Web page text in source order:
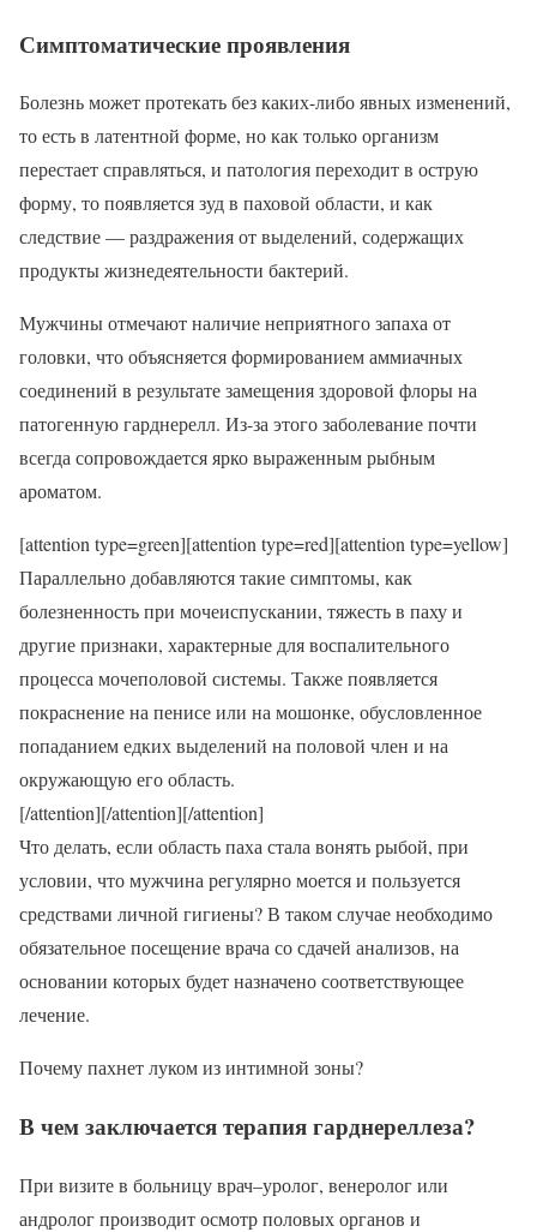
Симптоматические проявления
Болезнь может протекать без каких-либо явных изменений,
то есть в латентной форме, но как только организм
перестает справляться, и патология переходит в острую
форму, то появляется зуд в паховой области, и как
следствие — раздражения от выделений, содержащих
продукты жизнедеятельности бактерий.
Мужчины отмечают наличие неприятного запаха от
головки, что объясняется формированием аммиачных
соединений в результате замещения здоровой флоры на
патогенную гарднерелл. Из-за этого заболевание почти
всегда сопровождается ярко выраженным рыбным
ароматом.
[attention type=green][attention type=red][attention type=yellow]
Параллельно добавляются такие симптомы, как
болезненность при мочеиспускании, тяжесть в паху и
другие признаки, характерные для воспалительного
процесса мочеполовой системы. Также появляется
покраснение на пенисе или на мошонке, обусловленное
попаданием едких выделений на половой член и на
окружающую его область.
[/attention][/attention][/attention]
Что делать, если область паха стала вонять рыбой, при
условии, что мужчина регулярно моется и пользуется
средствами личной гигиены? В таком случае необходимо
обязательное посещение врача со сдачей анализов, на
основании которых будет назначено соответствующее
лечение.
Почему пахнет луком из интимной зоны?
В чем заключается терапия гарднереллеза?
При визите в больницу врач–уролог, венеролог или
андролог производит осмотр половых органов и